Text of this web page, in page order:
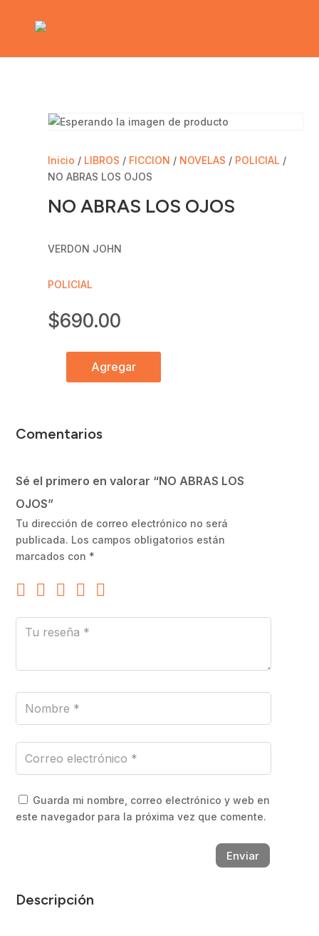
Inicio / LIBROS / FICCION / NOVELAS / POLICIAL /
NO ABRAS LOS OJOS
NO ABRAS LOS OJOS
VERDON JOHN
POLICIAL
$690.00
cantidad
Agregar
Comentarios
Sé el primero en valorar “NO ABRAS LOS
OJOS”
Tu dirección de correo electrónico no será
publicada. Los campos obligatorios están
marcados con *
Guarda mi nombre, correo electrónico y web en
este navegador para la próxima vez que comente.
Enviar
Descripción